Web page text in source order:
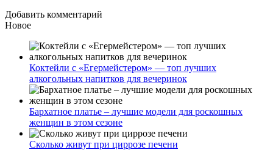
Добавить комментарий
Новое
Коктейли с «Егермейстером» — топ лучших
алкогольных напитков для вечеринок
Бархатное платье – лучшие модели для роскошных
женщин в этом сезоне
Сколько живут при циррозе печени